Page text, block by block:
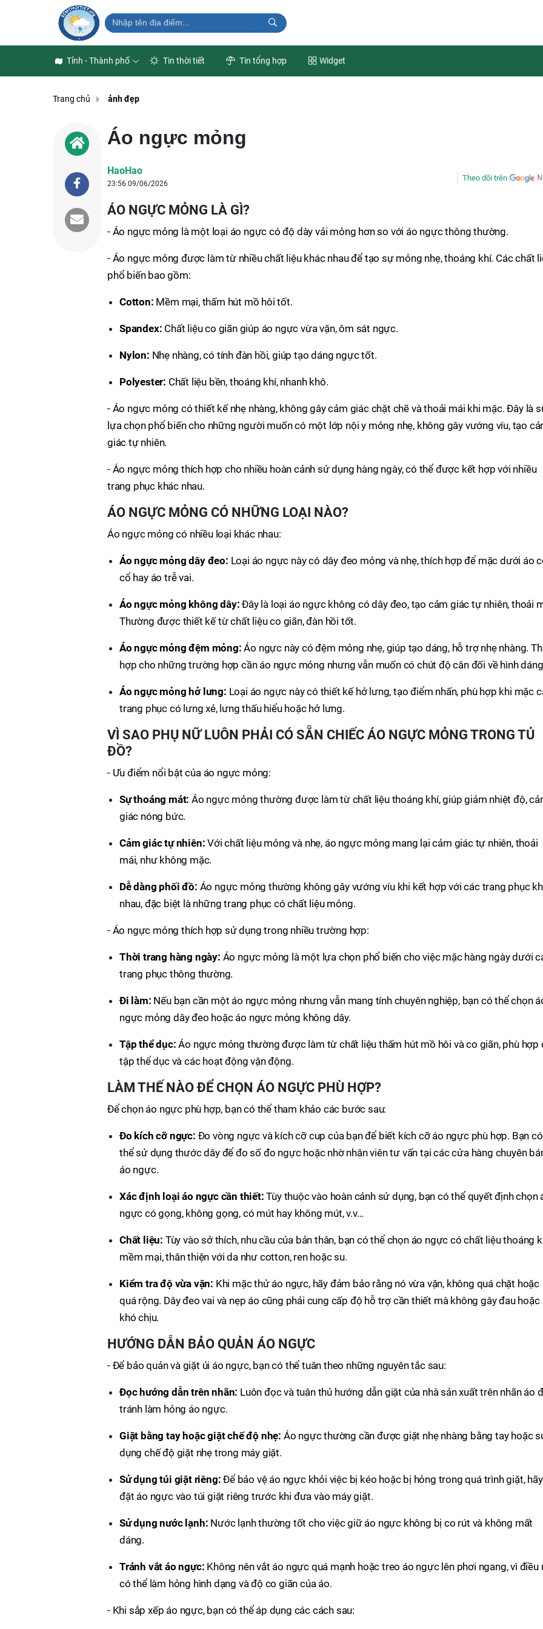
Tỉnh - Thành phố Tin thời tiết Tin tổng hợp Widget
Trang chủ ảnh đẹp
Áo ngực mỏng
HaoHao
23:56 09/06/2026
Theo dõi trên
ÁO NGỰC MỎNG LÀ GÌ?
- Áo ngực mỏng là một loại áo ngực có độ dày vải mỏng hơn so với áo ngực thông thường.
- Áo ngực mỏng được làm từ nhiều chất liệu khác nhau để tạo sự mỏng nhẹ, thoáng khí. Các chất
phổ biến bao gồm:
Cotton: Mềm mại, thấm hút mồ hôi tốt.
Spandex: Chất liệu co giãn giúp áo ngực vừa vặn, ôm sát ngực.
Nylon: Nhẹ nhàng, có tính đàn hồi, giúp tạo dáng ngực tốt.
Polyester: Chất liệu bền, thoáng khí, nhanh khô.
- Áo ngực mỏng có thiết kế nhẹ nhàng, không gây cảm giác chặt chẽ và thoải mái khi mặc. Đây là
lựa chọn phổ biến cho những người muốn có một lớp nội y mỏng nhẹ, không gây vướng víu, tạo
giác tự nhiên.
- Áo ngực mỏng thích hợp cho nhiều hoàn cảnh sử dụng hàng ngày, có thể được kết hợp với nhiều
trang phục khác nhau.
ÁO NGỰC MỎNG CÓ NHỮNG LOẠI NÀO?
Áo ngực mỏng có nhiều loại khác nhau:
Áo ngực mỏng dây đeo: Loại áo ngực này có dây đeo mỏng và nhẹ, thích hợp để mặc dưới áo
cổ hay áo trễ vai.
Áo ngực mỏng không dây:Đây là loại áo ngực không có dây đeo, tạo cảm giác tự nhiên, thoải
Thường được thiết kế từ chất liệu co giãn, đàn hồi tốt.
Áo ngực mỏng đệm mỏng:Áo ngực này có đệm mỏng nhẹ, giúp tạo dáng, hỗ trợ nhẹ nhàng.
hợp cho những trường hợp cần áo ngực mỏng nhưng vẫn muốn có chút độ cân đối về hình
Áo ngực mỏng hở lưng: Loại áo ngực này có thiết kế hở lưng, tạo điểm nhấn, phù hợp khi mặc
trang phục có lưng xẻ, lưng thấu hiểu hoặc hở lưng.
VÌ SAO PHỤ NỮ LUÔN PHẢI CÓ SẴN CHIẾC ÁO NGỰC MỎNG TRONG TỦ
ĐỒ?
- Ưu điểm nổi bật của áo ngực mỏng:
Sự thoáng mát: Áo ngực mỏng thường được làm từ chất liệu thoáng khí, giúp giảm nhiệt độ,
giác nóng bức.
Cảm giác tự nhiên:Với chất liệu mỏng và nhẹ, áo ngực mỏng mang lại cảm giác tự nhiên, thoải
mái, như không mặc.
Dễ dàng phối đồ: Áo ngực mỏng thường không gây vướng víu khi kết hợp với các trang phục
nhau, đặc biệt là những trang phục có chất liệu mỏng.
- Áo ngực mỏng thích hợp sử dụng trong nhiều trường hợp:
Thời trang hàng ngày: Áo ngực mỏng là một lựa chọn phổ biến cho việc mặc hàng ngày dưới
trang phục thông thường.
Đi làm: Nếu bạn cần một áo ngực mỏng nhưng vẫn mang tính chuyên nghiệp, bạn có thể chọn
ngực mỏng dây đeo hoặc áo ngực mỏng không dây.
Tập thể dục:Áo ngực mỏng thường được làm từ chất liệu thấm hút mồ hôi và co giãn, phù hợp
tập thể dục và các hoạt động vận động.
LÀM THẾ NÀO ĐỂ CHỌN ÁO NGỰC PHÙ HỢP?
Để chọn áo ngực phù hợp, bạn có thể tham khảo các bước sau:
Đo kích cỡ ngực: Đo vòng ngực và kích cỡ cup của bạn để biết kích cỡ áo ngực phù hợp. Bạn có
thể sử dụng thước dây để đo số đo ngực hoặc nhờ nhân viên tư vấn tại các cửa hàng chuyên
áo ngực.
Xác định loại áo ngực cần thiết:Tùy thuộc vào hoàn cảnh sử dụng, bạn có thể quyết định chọn
ngực có gọng, không gọng, có mút hay không mút, v.v...
Chất liệu: Tùy vào sở thích, nhu cầu của bản thân, bạn có thể chọn áo ngực có chất liệu thoáng
mềm mại, thân thiện với da như cotton, ren hoặc su.
Kiểm tra độ vừa vặn: Khi mặc thử áo ngực, hãy đảm bảo rằng nó vừa vặn, không quá chặt hoặc
quá rộng. Dây đeo vai và nẹp áo cũng phải cung cấp độ hỗ trợ cần thiết mà không gây đau hoặc
khó chịu.
HƯỚNG DẪN BẢO QUẢN ÁO NGỰC
- Để bảo quản và giặt ủi áo ngực, bạn có thể tuân theo những nguyên tắc sau:
Đọc hướng dẫn trên nhãn: Luôn đọc và tuân thủ hướng dẫn giặt của nhà sản xuất trên nhãn áo
tránh làm hỏng áo ngực.
Giặt bằng tay hoặc giặt chế độ nhẹ: Áo ngực thường cần được giặt nhẹ nhàng bằng tay hoặc
dụng chế độ giặt nhẹ trong máy giặt.
Sử dụng túi giặt riêng:Để bảo vệ áo ngực khỏi việc bị kéo hoặc bị hỏng trong quá trình giặt, hãy
đặt áo ngực vào túi giặt riêng trước khi đưa vào máy giặt.
Sử dụng nước lạnh: Nước lạnh thường tốt cho việc giữ áo ngực không bị co rút và không mất
dáng.
Tránh vắt áo ngực: Không nên vắt áo ngực quá mạnh hoặc treo áo ngực lên phơi ngang, vì điều
có thể làm hỏng hình dạng và độ co giãn của áo.
- Khi sắp xếp áo ngực, bạn có thể áp dụng các cách sau: